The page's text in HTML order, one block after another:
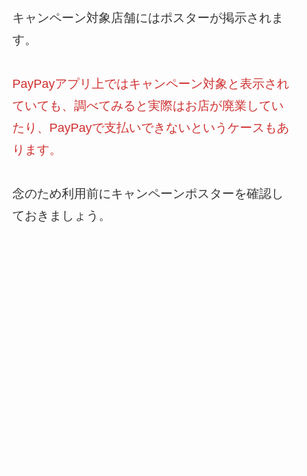
キャンペーン対象店舗にはポスターが掲示されま
す。
PayPayアプリ上ではキャンペーン対象と表示され
ていても、調べてみると実際はお店が廃業してい
たり、PayPayで支払いできないというケースもあ
ります。
念のため利用前にキャンペーンポスターを確認し
ておきましょう。